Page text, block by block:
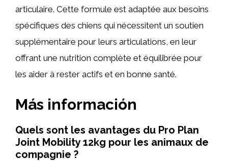
articulaire. Cette formule est adaptée aux besoins
spécifiques des chiens qui nécessitent un soutien
supplémentaire pour leurs articulations, en leur
offrant une nutrition complète et équilibrée pour
les aider à rester actifs et en bonne santé.
Más información
Quels sont les avantages du Pro Plan
Joint Mobility 12kg pour les animaux de
compagnie ?